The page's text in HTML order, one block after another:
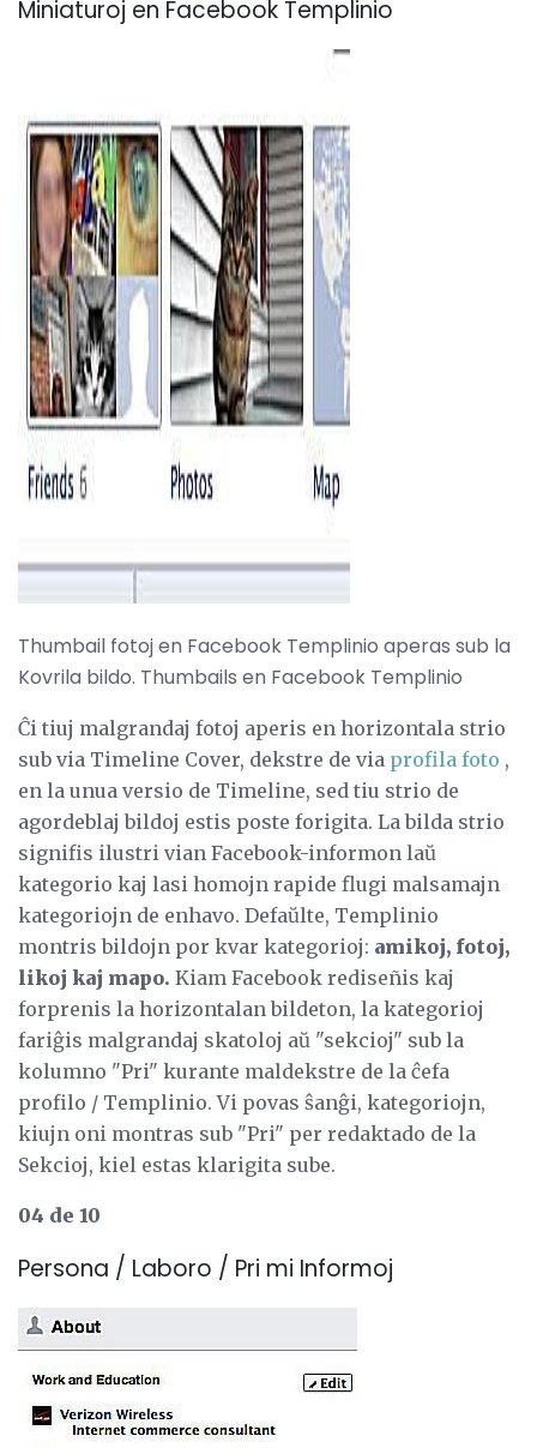
Miniaturoj en Facebook Templinio
ad
Thumbail fotoj en Facebook Templinio aperas sub la
Kovrila bildo. Thumbails en Facebook Templinio
Ĉi tiuj malgrandaj fotoj aperis en horizontala strio
sub via Timeline Cover, dekstre de via profila foto ,
en la unua versio de Timeline, sed tiu strio de
agordeblaj bildoj estis poste forigita. La bilda strio
signifis ilustri vian Facebook-informon laŭ
kategorio kaj lasi homojn rapide flugi malsamajn
kategoriojn de enhavo. Defaŭlte, Templinio
montris bildojn por kvar kategorioj: amikoj, fotoj,
likoj kaj mapo. Kiam Facebook rediseñis kaj
forprenis la horizontalan bildeton, la kategorioj
fariĝis malgrandaj skatoloj aŭ "sekcioj" sub la
kolumno "Pri" kurante maldekstre de la ĉefa
profilo / Templinio. Vi povas ŝanĝi, kategoriojn,
kiujn oni montras sub "Pri" per redaktado de la
Sekcioj, kiel estas klarigita sube.
04 de 10
Persona / Laboro / Pri mi Informoj